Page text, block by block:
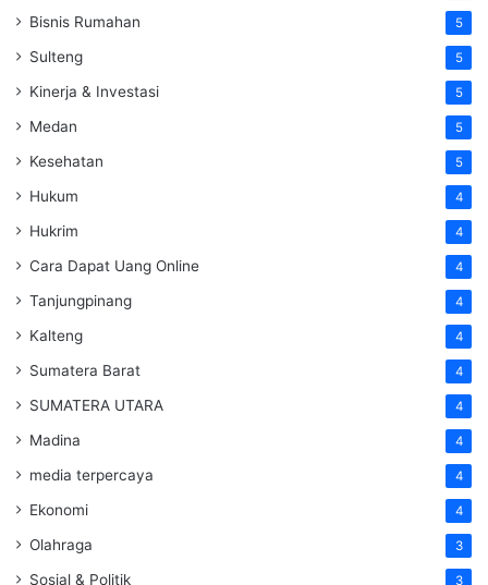
Bisnis Rumahan 5
Sulteng 5
Kinerja & Investasi 5
Medan 5
Kesehatan 5
Hukum 4
Hukrim 4
Cara Dapat Uang Online 4
Tanjungpinang 4
Kalteng 4
Sumatera Barat 4
SUMATERA UTARA 4
Madina 4
media terpercaya 4
Ekonomi 4
Olahraga 3
Sosial & Politik 3